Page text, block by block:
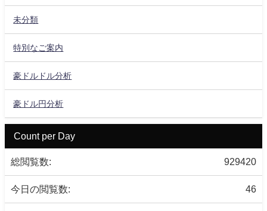
未分類
特別なご案内
豪ドルドル分析
豪ドル円分析
Count per Day
929420
総閲覧数:
46
今日の閲覧数: